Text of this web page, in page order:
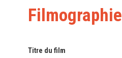
Filmographie
Titre du film